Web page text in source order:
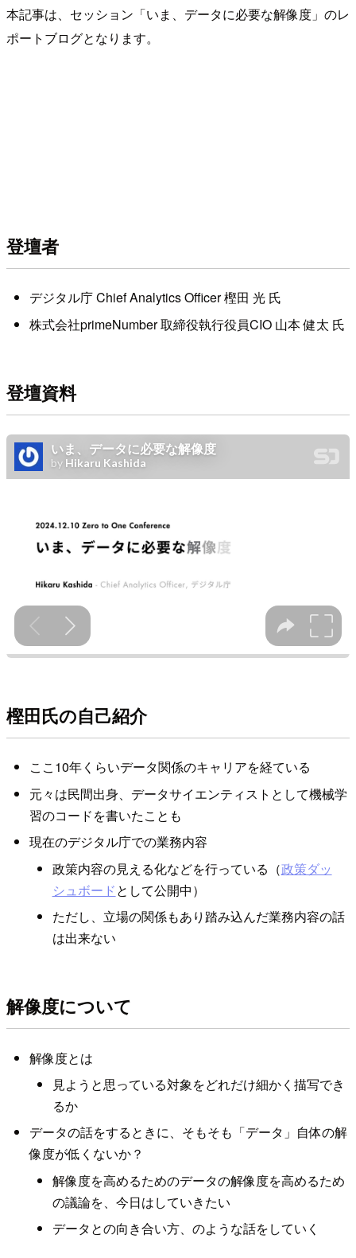
本記事は、セッション「いま、データに必要な解像度」のレ
ポートブログとなります。
登壇者
デジタル庁 Chief Analytics Officer 樫田 光 氏
株式会社primeNumber 取締役執行役員CIO 山本 健太 氏
登壇資料
樫田氏の自己紹介
ここ10年くらいデータ関係のキャリアを経ている
元々は民間出身、データサイエンティストとして機械学
習のコードを書いたことも
現在のデジタル庁での業務内容
政策内容の見える化などを行っている（政策ダッ
シュボードとして公開中）
ただし、立場の関係もあり踏み込んだ業務内容の話
は出来ない
解像度について
解像度とは
見ようと思っている対象をどれだけ細かく描写でき
るか
データの話をするときに、そもそも「データ」自体の解
像度が低くないか？
解像度を高めるためのデータの解像度を高めるため
の議論を、今日はしていきたい
データとの向き合い方、のような話をしていく